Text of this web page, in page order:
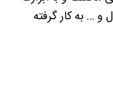
و … به کار گرفته